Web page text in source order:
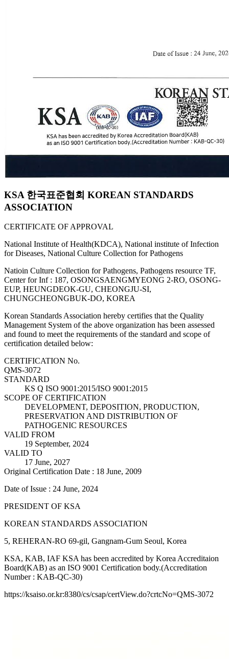
KSA 한국표준협회 KOREAN STANDARDS
ASSOCIATION
CERTIFICATE OF APPROVAL
National Institute of Health(KDCA), National institute of Infection
for Diseases, National Culture Collection for Pathogens
Natioin Culture Collection for Pathogens, Pathogens resource TF,
Center for Inf : 187, OSONGSAENGMYEONG 2-RO, OSONG-
EUP, HEUNGDEOK-GU, CHEONGJU-SI,
CHUNGCHEONGBUK-DO, KOREA
Korean Standards Association hereby certifies that the Quality
Management System of the above organization has been assessed
and found to meet the requirements of the standard and scope of
certification detailed below:
CERTIFICATION No.
QMS-3072
STANDARD
KS Q ISO 9001:2015/ISO 9001:2015
SCOPE OF CERTIFICATION
DEVELOPMENT, DEPOSITION, PRODUCTION,
PRESERVATION AND DISTRIBUTION OF
PATHOGENIC RESOURCES
VALID FROM
19 September, 2024
VALID TO
17 June, 2027
Original Certification Date : 18 June, 2009
Date of Issue : 24 June, 2024
PRESIDENT OF KSA
KOREAN STANDARDS ASSOCIATION
5, REHERAN-RO 69-gil, Gangnam-Gum Seoul, Korea
KSA, KAB, IAF KSA has been accredited by Korea Accreditaion
Board(KAB) as an ISO 9001 Certification body.(Accreditation
Number : KAB-QC-30)
https://ksaiso.or.kr:8380/cs/csap/certView.do?crtcNo=QMS-3072